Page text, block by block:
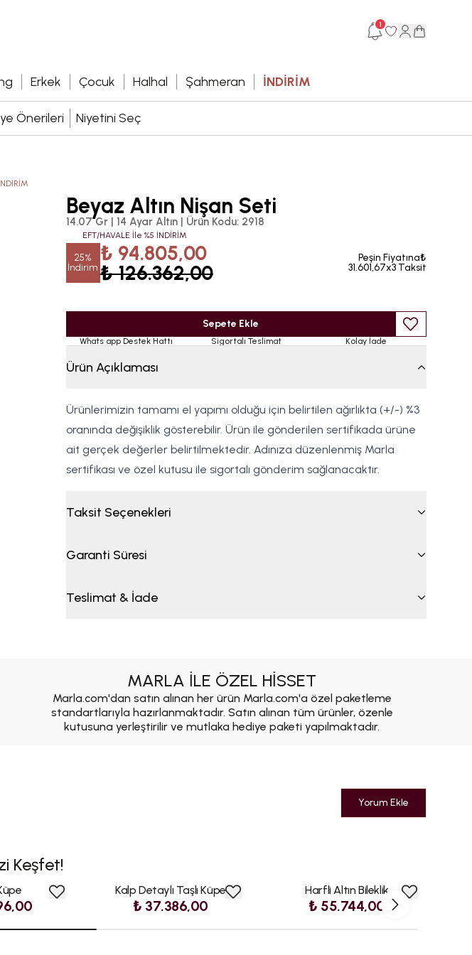
1
Erkek Çocuk Halhal Şahmeran İNDİRİM
Önerileri Niyetini Seç
Beyaz Altın Nişan Seti
14.07 Gr | 14 Ayar Altın | Ürün Kodu: 2918
EFT/HAVALE İle %5 İNDİRİM
25%
İndirim
₺ 94.805,00
₺ 126.362,00
Peşin Fiyatına₺
31.601,67x3 Taksit
Sepete Ekle
Whats app Destek Hattı Sigortalı Teslimat Kolay İade
Ürün Açıklaması
Ürünlerimizin tamamı el yapımı olduğu için belirtilen ağırlıkta (+/-) %3
oranında değişiklik gösterebilir. Ürün ile gönderilen sertifikada ürüne
ait gerçek değerler belirtilmektedir. Adınıza düzenlenmiş Marla
sertifikası ve özel kutusu ile sigortalı gönderim sağlanacaktır.
Taksit Seçenekleri
Garanti Süresi
Teslimat & İade
MARLA İLE ÖZEL HİSSET
Marla.com'dan satın alınan her ürün Marla.com'a özel paketleme
standartlarıyla hazırlanmaktadır. Satın alınan tüm ürünler, özenle
kutusuna yerleştirilir ve mutlaka hediye paketi yapılmaktadır.
Yorum Ekle
Keşfet!
Kalp Detaylı Taşlı Küpe
₺ 37.386,00
Harfli Altın Bileklik
₺ 55.744,00